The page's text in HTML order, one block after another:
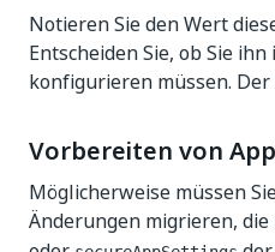
Notieren Sie den Wert
Entscheiden Sie, ob Sie
konfigurieren müssen.
Vorbereiten von
Möglicherweise müssen
Änderungen migrieren,